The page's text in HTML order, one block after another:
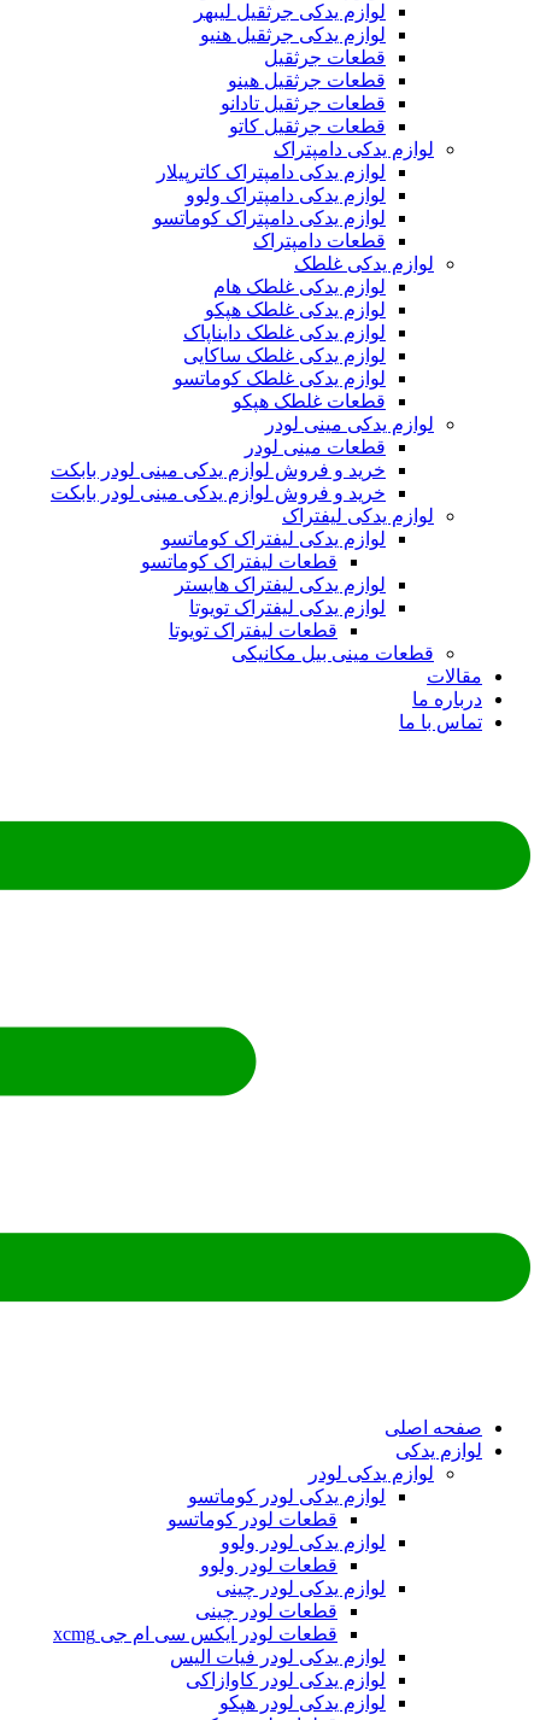
لوازم یدکی جرثقیل لیبهر
لوازم یدکی جرثقیل هنیو
قطعات جرثقیل
قطعات جرثقیل هینو
قطعات جرثقیل تادانو
قطعات جرثقیل کاتو
لوازم یدکی دامپتراک
لوازم یدکی دامپتراک کاترپیلار
لوازم یدکی دامپتراک ولوو
لوازم یدکی دامپتراک کوماتسو
قطعات دامپتراک
لوازم یدکی غلطک
لوازم یدکی غلطک هام
لوازم یدکی غلطک هپکو
لوازم یدکی غلطک دایناپاک
لوازم یدکی غلطک ساکایی
لوازم یدکی غلطک کوماتسو
قطعات غلطک هپکو
لوازم یدکی مینی لودر
قطعات مینی لودر
خرید و فروش لوازم یدکی مینی لودر بابکت
خرید و فروش لوازم یدکی مینی لودر بابکت
لوازم یدکی لیفتراک
لوازم یدکی لیفتراک کوماتسو
قطعات لیفتراک کوماتسو
لوازم یدکی لیفتراک هایستر
لوازم یدکی لیفتراک تویوتا
قطعات لیفتراک تویوتا
قطعات مینی بیل مکانیکی
ما
با ما
اصلی
یدکی
لوازم یدکی لودر
لوازم یدکی لودر کوماتسو
قطعات لودر کوماتسو
لوازم یدکی لودر ولوو
قطعات لودر ولوو
لوازم یدکی لودر چینی
قطعات لودر چینی
قطعات لودر ایکس سی ام جی xcmg
لوازم یدکی لودر فیات الیس
لوازم یدکی لودر کاوازاکی
لوازم یدکی لودر هپکو